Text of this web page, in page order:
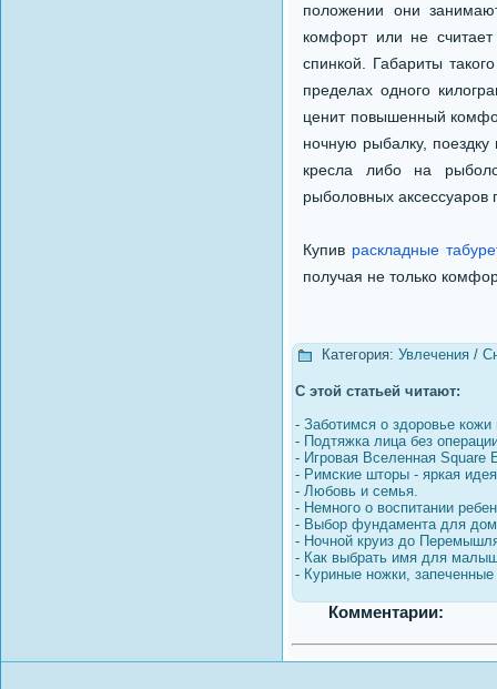
положении они
комфорт или не
спинкой. Габариты
пределах одного
ценит повышенный
ночную рыбалку,
кресла либо на
рыболовных аксессуаров
Купив раскладные
получая не только
Категория: Увлечения /
С этой статьей читают:
- Заботимся о здоровье
- Подтяжка лица без
- Игровая Вселенная Square
- Римские шторы - яркая
- Любовь и семья.
- Немного о воспитании
- Выбор фундамента для
- Ночной круиз до
- Как выбрать имя для
- Куриные ножки,
Комментарии: